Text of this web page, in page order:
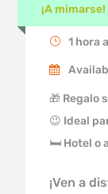
¡A mimarse!
1 hora
🎁 Regalo
😉 Ideal
🛏 Hotel o
¡Ven a